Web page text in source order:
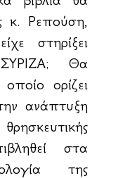
κ. Ρεπούση,
στηρίξει
Θα
ορίζει
ανάπτυξη
στα
της